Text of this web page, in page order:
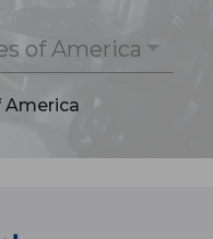
of America
America